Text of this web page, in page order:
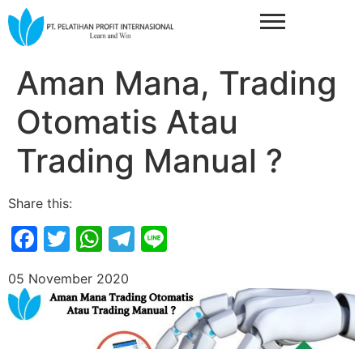
Aman Mana, Trading
Otomatis Atau
Trading Manual ?
Share this:
Facebook
Twitter
WhatsApp
Telegram
05 November 2020